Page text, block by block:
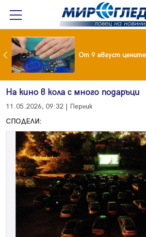
Проект за изграждане на 13-етажна "мегаджамия" разгневи жителите на Лондон
На кино в кола с много подаръци
11.05.2026, 09:32 | Перник
СПОДЕЛИ: